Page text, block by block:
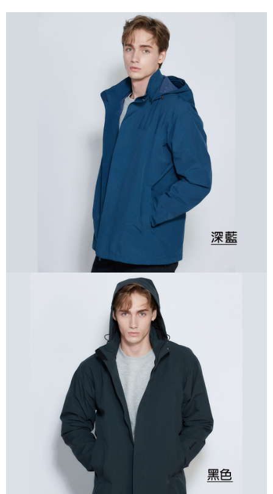
３．收到繳費通知簡訊後14天內，點擊此簡訊中的連結，可透過四大超商／
ATM／網路銀行／等多元方式進行付款，方視為交易完成。
※ 請注意：結帳手續完成當下不需立刻繳費，但若您需要取消訂單，請聯絡
購買商品的店家。未經商家同意取消之訂單仍視為有效，需透過AFTEE先享
※ 交易是否成功請以「AFTEE先享後付 」之結帳頁面顯示為準，若有關於
是否繳費成功／繳費後需取消欲退款等相關疑問，請聯繫「AFTEE先享後付
https://netprotections.freshdesk.com/support/home
１．透過由恩沛科技股份有限公司提供之「AFTEE先享後付」服務完成之交
易，需依本服務之必要範圍內提供個人資料，並將交易相關給付款項請求債
權轉讓予恩沛科技股份有限公司。
２．關於個人資料處理事宜，請瀏覽以下網址：
https://aftee.tw/terms/#terms3
３．未成年的使用者請事先徵得法定代理人或監護人之同意方可使用
「AFTEE先享後付」，若未經同意申辦者引起之損失，本公司不負相關責
４．使用「AFTEE先享後付」時，將依據個別帳號之用戶狀況，依本公司即
時審查核予不同之上限額度；若仍有額度不足之情形，本公司將視審查結果
請求用戶進行身份認證。
５．嚴禁一人註冊多個帳號或使用他人資訊註冊。若發現惡意使用之情形，
恩沛科技股份有限公司將有權停止該用戶之使用額度並採取法律行動。
每筆NT$100，滿NT$699(含以上)免運費
每筆NT$80，滿NT$800(含以上)免運費
每筆NT$100，滿NT$699(含以上)免運費
每筆NT$80，滿NT$800(含以上)免運費
每筆NT$100，滿NT$699(含以上)免運費
每筆NT$100，滿NT$800(含以上)免運費
每筆NT$70，滿NT$800(含以上)免運費